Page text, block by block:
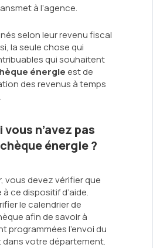
à l’agence.
selon leur revenu fiscal
la seule chose qui
qui souhaitent
énergieest de
des revenus à temps
n’avez pas
énergie ?
vous devez vérifier que
ce dispositif d’aide.
le calendrier de
afin de savoir à
programmées l’envoi du
votre département.